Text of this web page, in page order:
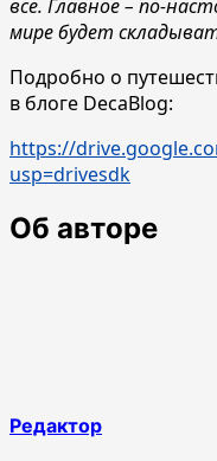
все. Главное – по-
мире будет
Подробно о
в блоге DecaBlog:
https://
usp=drivesdk
Об авторе
Редактор